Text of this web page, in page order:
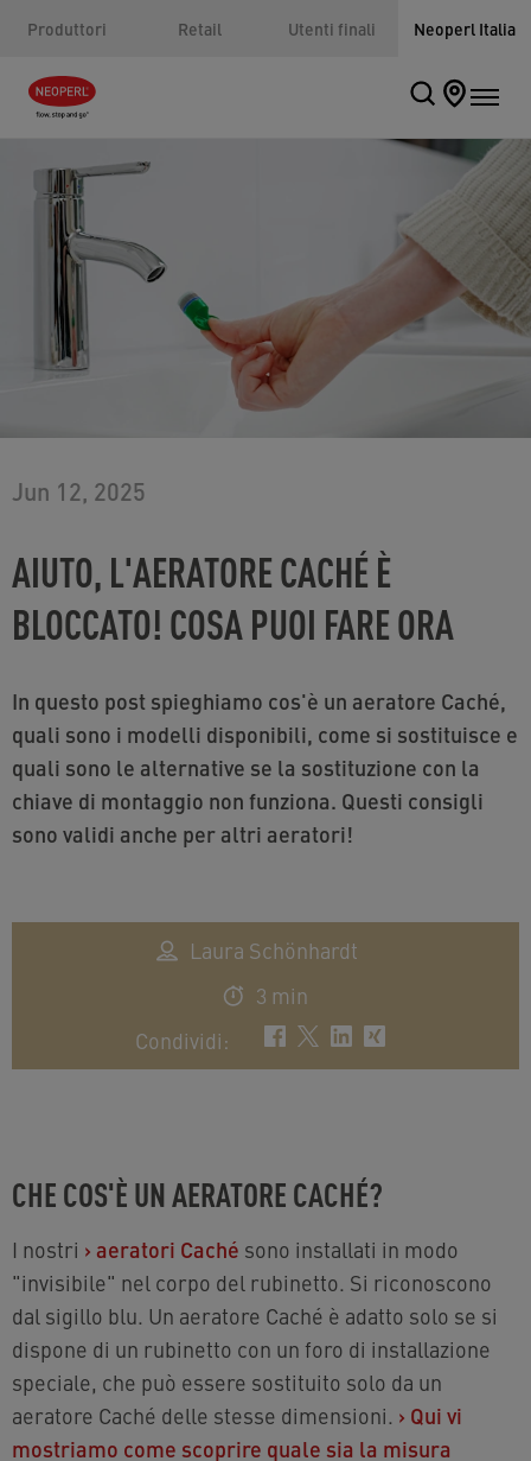
Produttori Retail Utenti finali Neoperl Italia
Jun 12, 2025
AIUTO, L'AERATORE CACHÉ È
BLOCCATO! COSA PUOI FARE ORA
In questo post spieghiamo cos'è un aeratore Caché,
quali sono i modelli disponibili, come si sostituisce e
quali sono le alternative se la sostituzione con la
chiave di montaggio non funziona. Questi consigli
sono validi anche per altri aeratori!
Laura Schönhardt
3 min
Condividi:
CHE COS'È UN AERATORE CACHÉ?
I nostri › aeratori Caché sono installati in modo
"invisibile" nel corpo del rubinetto. Si riconoscono
dal sigillo blu. Un aeratore Caché è adatto solo se si
dispone di un rubinetto con un foro di installazione
speciale, che può essere sostituito solo da un
aeratore Caché delle stesse dimensioni. › Qui vi
mostriamo come scoprire quale sia la misura